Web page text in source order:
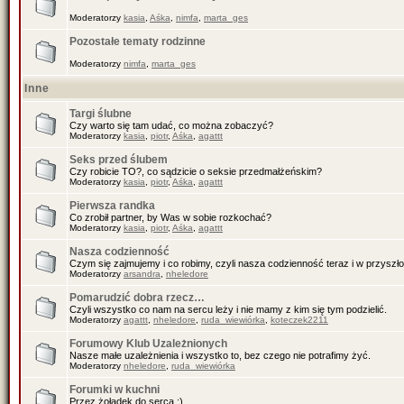
Moderatorzy kasia Aśka nimfa marta_ges
Pozostałe tematy rodzinne
Moderatorzy nimfa marta_ges
Inne
Targi ślubne
Czy warto się tam udać, co można zobaczyć?
Moderatorzy kasia piotr, Aśka agattt
Seks przed ślubem
Czy robicie TO?, co sądzicie o seksie przedmałżeńskim?
Moderatorzy kasia piotr, Aśka agattt
Pierwsza randka
Co zrobił partner, by Was w sobie rozkochać?
Moderatorzy kasia piotr, Aśka agattt
Nasza codzienność
Czym się zajmujemy i co robimy, czyli nasza codzienność teraz i w
Moderatorzy arsandra nheledore
Pomarudzić dobra rzecz…
Czyli wszystko co nam na sercu leży i nie mamy z kim się tym podzielić.
Moderatorzy agattt nheledore ruda_wiewiórka koteczek2211
Forumowy Klub Uzależnionych
Nasze małe uzależnienia i wszystko to, bez czego nie potrafimy żyć.
Moderatorzy nheledore ruda_wiewiórka
Forumki w kuchni
Przez żołądek do serca :)